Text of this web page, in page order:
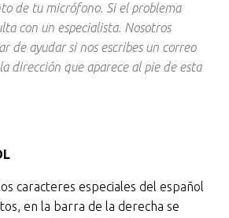
de tu micrófono. Si el problema
con un especialista. Nosotros
de ayudar si nos escribes un correo
dirección que aparece al pie de esta
caracteres especiales del español
en la barra de la derecha se